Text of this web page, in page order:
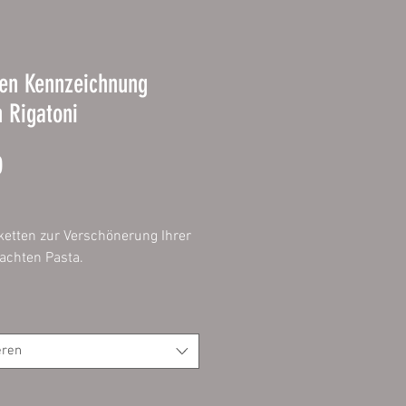
Kennzeichnung
Rigatoni
Prijs
zur Verschönerung Ihrer
Pasta.
selbstklebende Folie
geschnitten mit
Ecken
für einfaches